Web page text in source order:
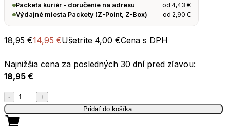
Packeta kuriér - doručenie na adresu
od4,43€
Výdajné miesta Packety (Z-Point, Z-Box)
od 2,90€
18,95 €14,95 €Ušetríte 4,00 €Cena s DPH
Najnižšia cena za posledných 30 dní pred zľavou:
18,95 €
-
množstvo
Skladacia
miska
+
Pridať do košíka